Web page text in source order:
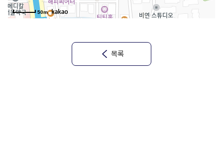
50m
목록